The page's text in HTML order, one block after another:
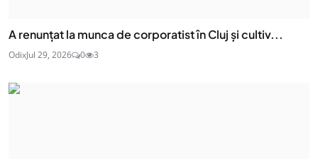
A renunțat la munca de corporatist în Cluj și cultiv...
OdixJul 29, 2026 0 3